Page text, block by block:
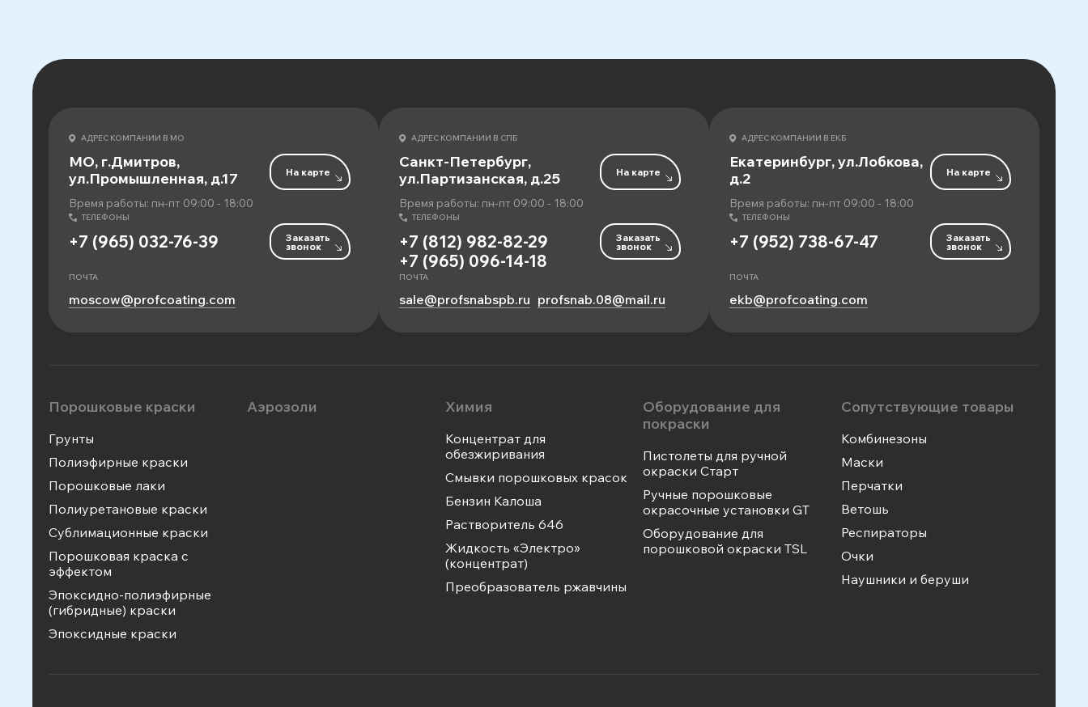
АДРЕС КОМПАНИИ В МО
МО, г.Дмитров,
ул.Промышленная, д.17
Время работы: пн-пт 09:00 - 18:00
На карте
ТЕЛЕФОНЫ
+7 (965) 032-76-39 Заказать
звонок
ПОЧТА
moscow@profcoating.com
АДРЕС КОМПАНИИ В СПБ
Санкт-Петербург,
ул.Партизанская, д.25
Время работы: пн-пт 09:00 - 18:00
На карте
ТЕЛЕФОНЫ
+7 (812) 982-82-29
+7 (965) 096-14-18
Заказать
звонок
ПОЧТА
sale@profsnabspb.ru profsnab.08@mail.ru
АДРЕС КОМПАНИИ В ЕКБ
Екатеринбург, ул.Лобкова,
д.2
Время работы: пн-пт 09:00 - 18:00
На карте
ТЕЛЕФОНЫ
+7 (952) 738-67-47 Заказать
звонок
ПОЧТА
ekb@profcoating.com
Порошковые краски
Грунты
Полиэфирные краски
Порошковые лаки
Полиуретановые краски
Сублимационные краски
Порошковая краска с
эффектом
Эпоксидно-полиэфирные
(гибридные) краски
Эпоксидные краски
Аэрозоли Химия
Концентрат для
обезжиривания
Смывки порошковых красок
Бензин Калоша
Растворитель 646
Жидкость «Электро»
(концентрат)
Преобразователь ржавчины
Оборудование для
покраски
Пистолеты для ручной
окраски Старт
Ручные порошковые
окрасочные установки GT
Оборудование для
порошковой окраски TSL
Сопутствующие товары
Комбинезоны
Маски
Перчатки
Ветошь
Респираторы
Очки
Наушники и беруши